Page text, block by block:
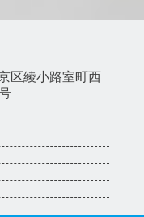
区綾小路室町西